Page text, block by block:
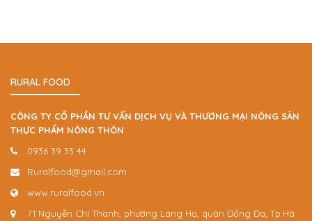
RURAL FOOD
CÔNG TY CỔ PHẦN TƯ VẤN DỊCH VỤ VÀ THƯƠNG MẠI NÔNG SẢN
THỰC PHẨM NÔNG THÔN
0936 39 33 44
Ruralfood@gmail.com
www.ruralfood.vn
71 Nguyễn Chí Thanh, phường Láng Hạ, quận Đống Đa, Tp.Hà